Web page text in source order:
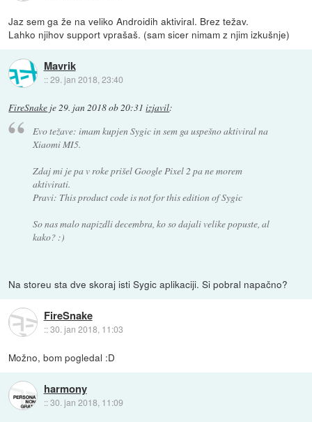
Jaz sem ga že na veliko Androidih aktiviral. Brez težav.
Lahko njihov support vprašaš. (sam sicer nimam z njim izkušnje)
Mavrik
::29. jan 2018, 23:40
FireSnake je29. jan 2018 ob 20:31 izjavil:
Evo težave: imam kupjen Sygic in sem ga uspešno aktiviral na
Xiaomi MI5.
Zdaj mi je pa v roke prišel Google Pixel 2 pa ne morem
aktivirati.
Pravi: This product code is not for this edition of Sygic
So nas malo napizdli decembra, ko so dajali velike popuste, al
kako? :)
Na storeu sta dve skoraj isti Sygic aplikaciji. Si pobral napačno?
FireSnake
::30. jan 2018, 11:03
Možno, bom pogledal :D
harmony
::30. jan 2018, 11:09